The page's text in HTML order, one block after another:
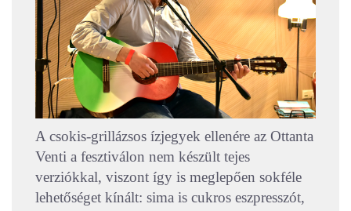
A csokis-grillázsos ízjegyek ellenére az Ottanta
Venti a fesztiválon nem készült tejes
verziókkal, viszont így is meglepően sokféle
lehetőséget kínált: sima is cukros eszpresszót,